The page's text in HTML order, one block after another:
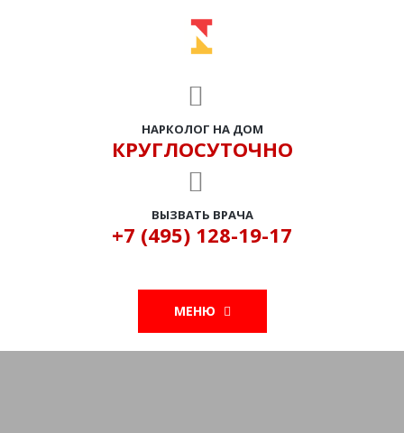
НАРКОЛОГ НА ДОМ
КРУГЛОСУТОЧНО
ВЫЗВАТЬ ВРАЧА
+7 (495) 128-19-17
МЕНЮ